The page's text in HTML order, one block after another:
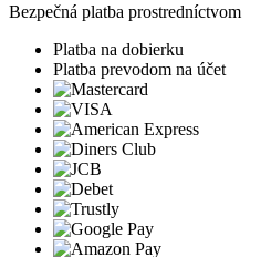
Bezpečná platba prostredníctvom
Platba na dobierku
Platba prevodom na účet